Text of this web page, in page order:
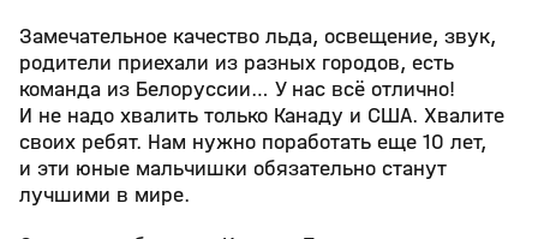
Замечательное качество льда, освещение, звук,
родители приехали из разных городов, есть
команда из Белоруссии… У нас всё отлично!
И не надо хвалить только Канаду и США. Хвалите
своих ребят. Нам нужно поработать еще 10 лет,
и эти юные мальчишки обязательно станут
лучшими в мире.